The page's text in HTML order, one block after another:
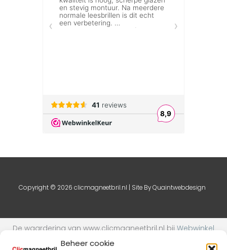
Beheer cookie
Copyright © 2026 clicmagneetbril.nl | Site ByQuaintwebdesign
De waardering van www.clicmagneetbril.nl bij Webwinkel
Keurmerk Klantbeoordelingen